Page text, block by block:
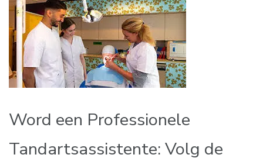
Word een Professionele
Tandartsassistente: Volg de